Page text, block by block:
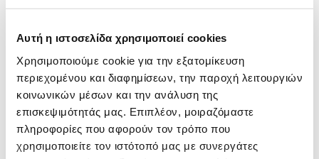
Αυτή η ιστοσελίδα χρησιμοποιεί cookies
Χρησιμοποιούμε cookie για την εξατομίκευση
περιεχομένου και διαφημίσεων, την παροχή λειτουργιών
κοινωνικών μέσων και την ανάλυση της
επισκεψιμότητάς μας. Επιπλέον, μοιραζόμαστε
πληροφορίες που αφορούν τον τρόπο που
χρησιμοποιείτε τον ιστότοπό μας με συνεργάτες